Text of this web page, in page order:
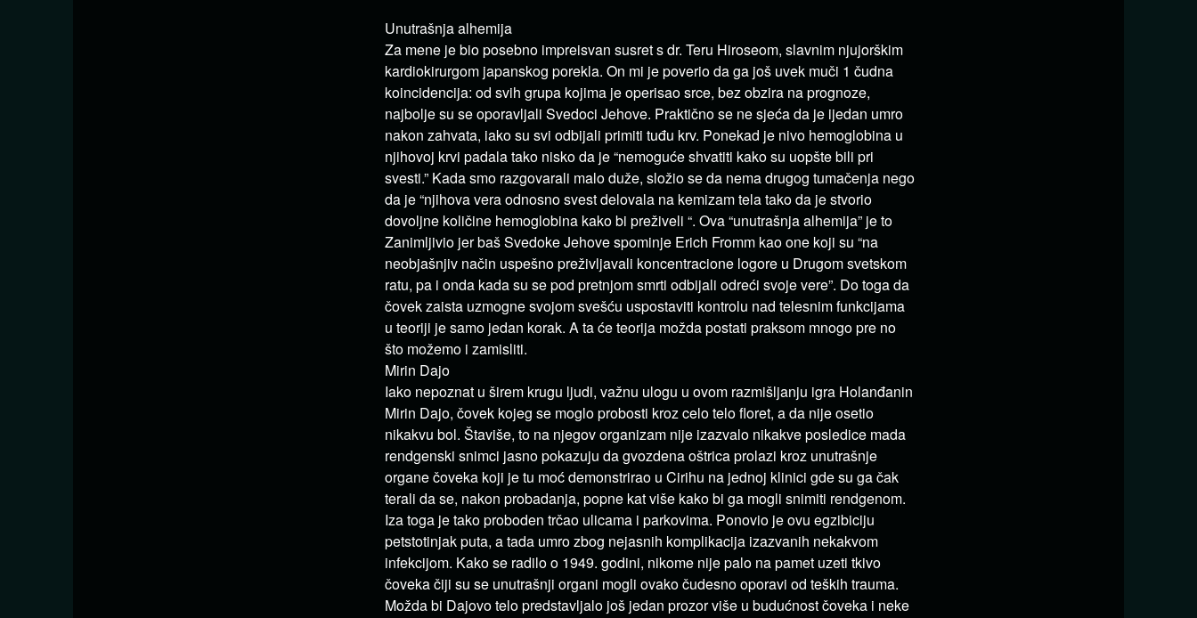
Unutrašnja alhemija
Za mene je bio posebno impreisvan susret s dr. Teru Hiroseom, slavnim njujorškim
kardiokirurgom japanskog porekla. On mi je poverio da ga još uvek muči 1 čudna
koincidencija: od svih grupa kojima je operisao srce, bez obzira na prognoze,
najbolje su se oporavljali Svedoci Jehove. Praktično se ne sjeća da je ijedan umro
nakon zahvata, iako su svi odbijali primiti tuđu krv. Ponekad je nivo hemoglobina u
njihovoj krvi padala tako nisko da je “nemoguće shvatiti kako su uopšte bili pri
svesti.” Kada smo razgovarali malo duže, složio se da nema drugog tumačenja nego
da je “njihova vera odnosno svest delovala na kemizam tela tako da je stvorio
dovoljne količine hemoglobina kako bi preživeli “. Ova “unutrašnja alhemija” je to
Zanimljivio jer baš Svedoke Jehove spominje Erich Fromm kao one koji su “na
neobjašnjiv način uspešno preživljavali koncentracione logore u Drugom svetskom
ratu, pa i onda kada su se pod pretnjom smrti odbijali odreći svoje vere”. Do toga da
čovek zaista uzmogne svojom svešću uspostaviti kontrolu nad telesnim funkcijama
u teoriji je samo jedan korak. A ta će teorija možda postati praksom mnogo pre no
što možemo i zamisliti.
Mirin Dajo
Iako nepoznat u širem krugu ljudi, važnu ulogu u ovom razmišljanju igra Holanđanin
Mirin Dajo, čovek kojeg se moglo probosti kroz celo telo floret, a da nije osetio
nikakvu bol. Štaviše, to na njegov organizam nije izazvalo nikakve posledice mada
rendgenski snimci jasno pokazuju da gvozdena oštrica prolazi kroz unutrašnje
organe čoveka koji je tu moć demonstrirao u Cirihu na jednoj klinici gde su ga čak
terali da se, nakon probadanja, popne kat više kako bi ga mogli snimiti rendgenom.
Iza toga je tako proboden trčao ulicama i parkovima. Ponovio je ovu egzibiciju
petstotinjak puta, a tada umro zbog nejasnih komplikacija izazvanih nekakvom
infekcijom. Kako se radilo o 1949. godini, nikome nije palo na pamet uzeti tkivo
čoveka čiji su se unutrašnji organi mogli ovako čudesno oporavi od teških trauma.
Možda bi Dajovo telo predstavljalo još jedan prozor više u budućnost čoveka i neke